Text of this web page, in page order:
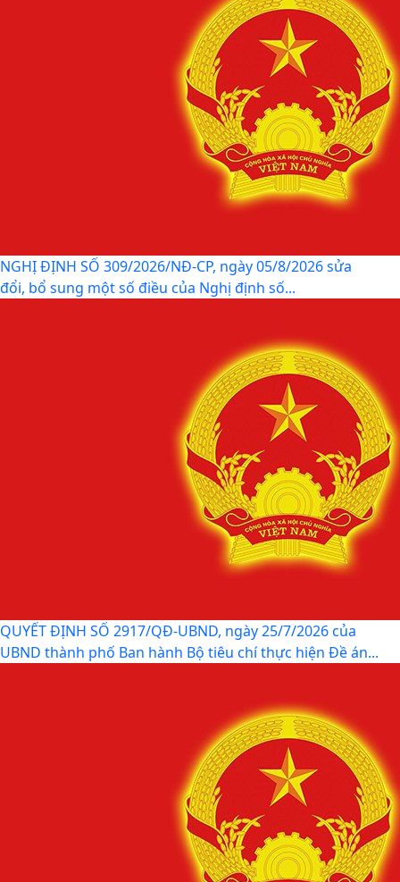
LUẬT CHUYỂN ĐỔI SỐ NĂM 2025 – BƯỚC TIẾN QUAN
TRỌNG TRONG XÂY DỰNG QUỐC GIA SỐ
NGHỊ ĐỊNH SỐ 309/2026/NĐ-CP, ngày 05/8/2026 sửa
đổi, bổ sung một số điều của Nghị định số...
QUYẾT ĐỊNH SỐ 2917/QĐ-UBND, ngày 25/7/2026 của
UBND thành phố Ban hành Bộ tiêu chí thực hiện Đề án...